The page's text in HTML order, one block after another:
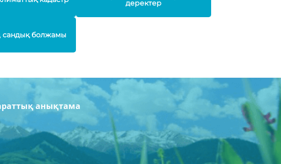
деректер
болжамы
анықтама